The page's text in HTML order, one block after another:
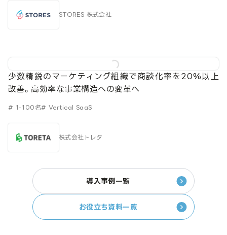
STORES 株式会社
少数精鋭のマーケティング組織で商談化率を20%以上
改善。高効率な事業構造への変革へ
# 1-100名# Vertical SaaS
株式会社トレタ
導入事例一覧
お役立ち資料一覧